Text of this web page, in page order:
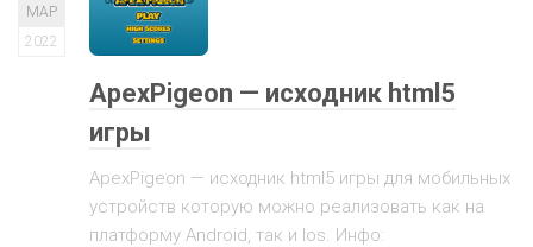
МАР
2022
ApexPigeon — исходник html5
игры
ApexPigeon — исходник html5 игры для мобильных
устройств которую можно реализовать как на
платформу Android, так и Ios. Инфо: